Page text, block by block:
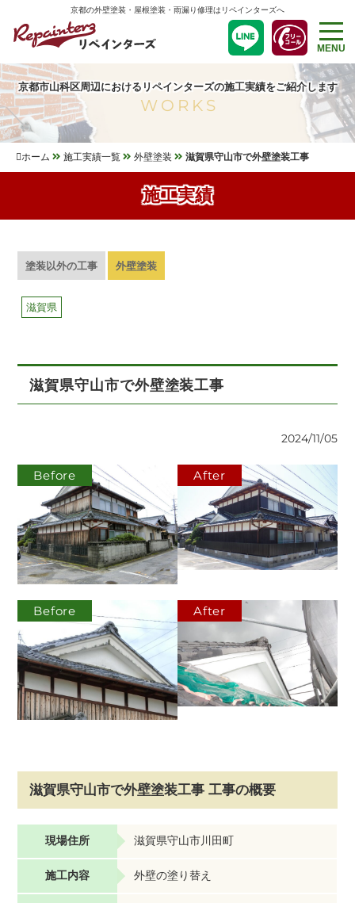
京都の外壁塗装・屋根塗装・雨漏り修理はリペインターズへ
MENU
京都市山科区周辺におけるリペインターズの施工実績をご紹介します
WORKS
ホーム 施工実績一覧 外壁塗装 滋賀県守山市で外壁塗装工事
施工実績
塗装以外の工事 外壁塗装
滋賀県
滋賀県守山市で外壁塗装工事
2024/11/05
滋賀県守山市で外壁塗装工事 工事の概要
現場住所 滋賀県守山市川田町
施工内容 外壁の塗り替え